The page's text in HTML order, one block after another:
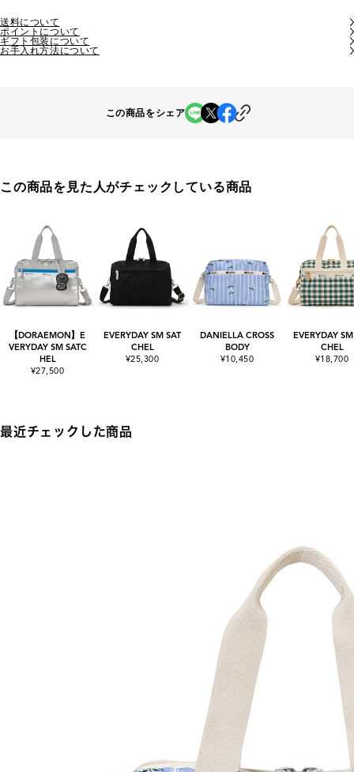
送料について
ポイントについて
ギフト包装について
お手入れ方法について
この商品をシェア
この商品を見た人がチェックしている商品
【DORAEMON】E
VERYDAY SM SATC
HEL
¥27,500
EVERYDAY SM SAT
CHEL
¥25,300
DANIELLA CROSS
BODY
¥10,450
EVERYDAY
CHEL
¥18,700
最近チェックした商品